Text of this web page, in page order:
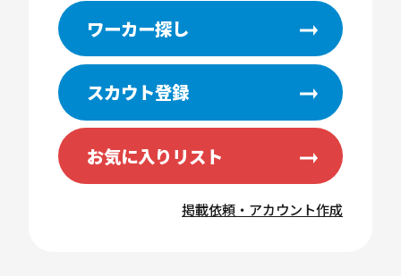
ワーカー探し
スカウト登録
お気に入りリスト
掲載依頼・アカウント作成